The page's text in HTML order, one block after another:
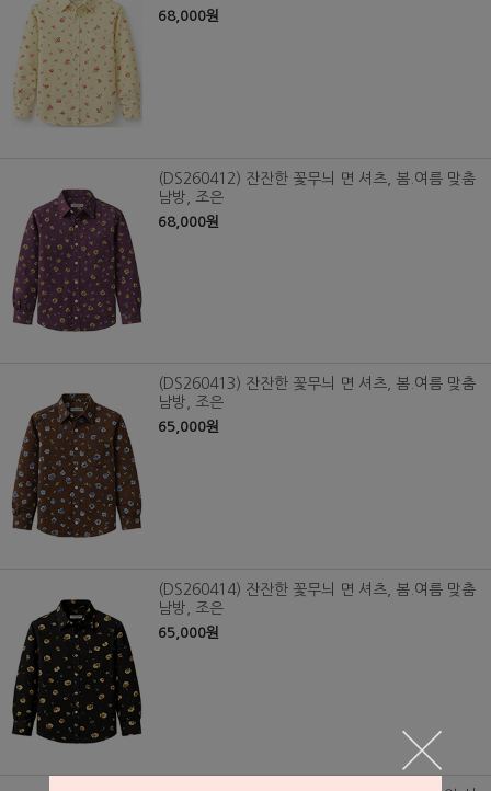
68,000원
(DS260412) 잔잔한 꽃무늬 면 셔츠, 봄.여름 맞춤
남방, 조은
68,000원
(DS260413) 잔잔한 꽃무늬 면 셔츠, 봄.여름 맞춤
남방, 조은
65,000원
(DS260414) 잔잔한 꽃무늬 면 셔츠, 봄.여름 맞춤
남방, 조은
65,000원